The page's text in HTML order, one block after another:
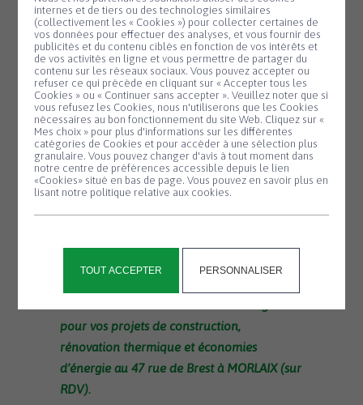
Panneau de gestion des cookies
internes et de tiers ou des technologies similaires
(collectivement les « Cookies ») pour collecter certaines de
vos données pour effectuer des analyses, et vous fournir des
publicités et du contenu ciblés en fonction de vos intérêts et
de vos activités en ligne et vous permettre de partager du
contenu sur les réseaux sociaux. Vous pouvez accepter ou
refuser ce qui précède en cliquant sur « Accepter tous les
Cookies » ou « Continuer sans accepter ». Veuillez noter que si
vous refusez les Cookies, nous n'utiliserons que les Cookies
nécessaires au bon fonctionnement du site Web. Cliquez sur «
Mes choix » pour plus d'informations sur les différentes
catégories de Cookies et pour accéder à une sélection plus
granulaire. Vous pouvez changer d'avis à tout moment dans
notre centre de préférences accessible depuis le lien
«Cookies» situé en bas de page. Vous pouvez en savoir plus en
lisant notre politique relative aux cookies.
TOUT ACCEPTER PERSONNALISER
volatiles) qui se trouvent à l’intérieur de
nos logements. Les entrées d’air et
bouches d’aération doivent être
régulièrement entretenues, avec de l’eau
savonneuse pour éviter que la poussière ne
s’y accumule. Pensez à faire de même avec
les petites ouvertures – ou réglettes – qui
se trouvent parfois sur les fenêtres ou sur
le coffre des volets roulants.
et de procéder à un entretien complet tous
les 2 ou 3 ans par un professionnel.
pour vos projets de construction,
rénovation thermique et économies
d’énergie au 47 rue de Brest à MORLAIX (sur
RDV).